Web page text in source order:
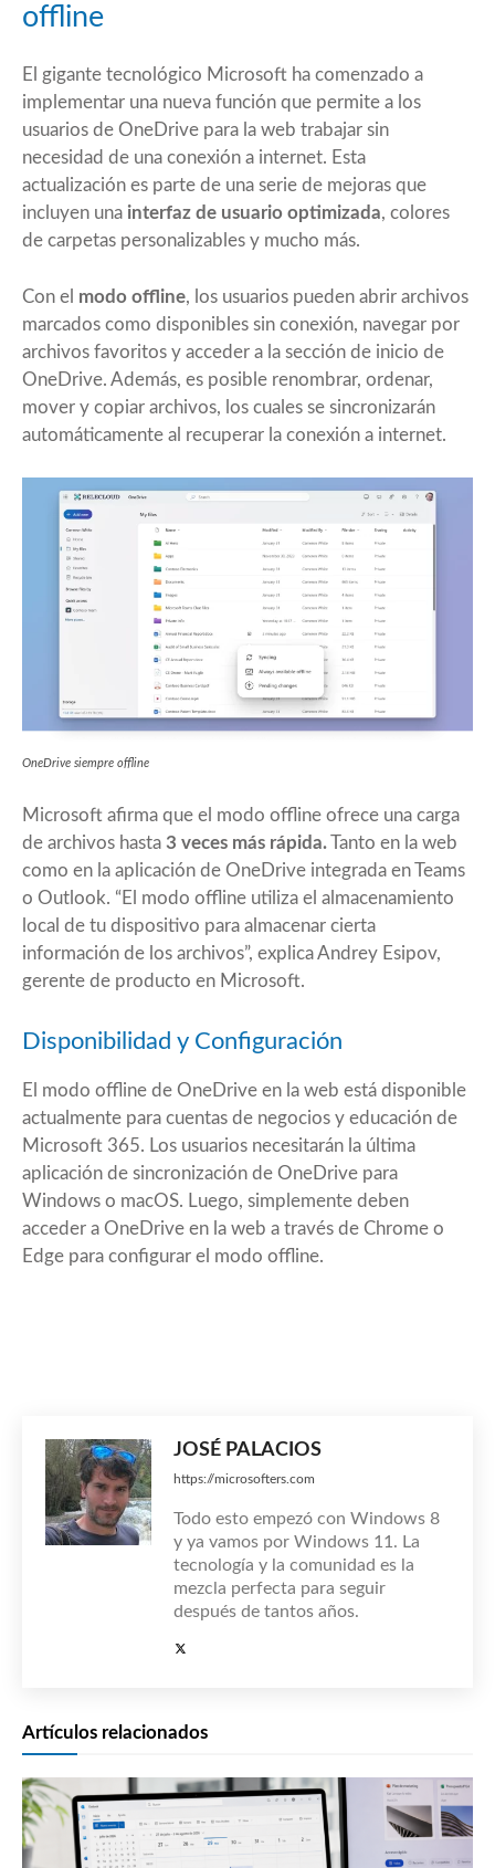
offline
El gigante tecnológico Microsoft ha comenzado a
implementar una nueva función que permite a los
usuarios de OneDrive para la web trabajar sin
necesidad de una conexión a internet. Esta
actualización es parte de una serie de mejoras que
incluyen una interfaz de usuario optimizada, colores
de carpetas personalizables y mucho más.
Con el modo offline, los usuarios pueden abrir archivos
marcados como disponibles sin conexión, navegar por
archivos favoritos y acceder a la sección de inicio de
OneDrive. Además, es posible renombrar, ordenar,
mover y copiar archivos, los cuales se sincronizarán
automáticamente al recuperar la conexión a internet.
OneDrive siempre offline
Microsoft afirma que el modo offline ofrece una carga
de archivos hasta 3 veces más rápida.Tanto en la web
como en la aplicación de OneDrive integrada en Teams
o Outlook. “El modo offline utiliza el almacenamiento
local de tu dispositivo para almacenar cierta
información de los archivos”, explica Andrey Esipov,
gerente de producto en Microsoft.
Disponibilidad y Configuración
El modo offline de OneDrive en la web está disponible
actualmente para cuentas de negocios y educación de
Microsoft 365. Los usuarios necesitarán la última
aplicación de sincronización de OneDrive para
Windows o macOS. Luego, simplemente deben
acceder a OneDrive en la web a través de Chrome o
Edge para configurar el modo offline.
JOSÉ PALACIOS
https://microsofters.com
Todo esto empezó con Windows 8
y ya vamos por Windows 11. La
tecnología y la comunidad es la
mezcla perfecta para seguir
después de tantos años.
Artículos relacionados